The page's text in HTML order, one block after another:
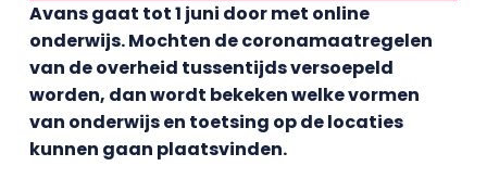
Avans gaat tot 1 juni door met online
onderwijs. Mochten de coronamaatregelen
van de overheid tussentijds versoepeld
worden, dan wordt bekeken welke vormen
van onderwijs en toetsing op de locaties
kunnen gaan plaatsvinden.